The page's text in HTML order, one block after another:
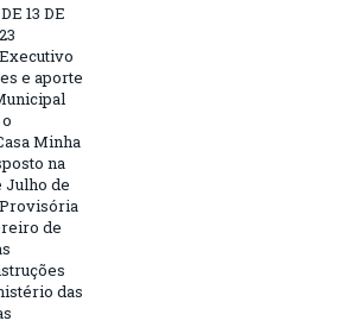
13 DE
e aporte
Minha
na
Julho de
de
das